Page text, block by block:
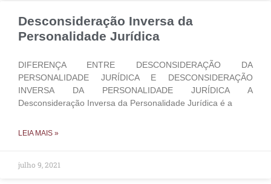
Desconsideração Inversa da
Personalidade Jurídica
DIFERENÇA ENTRE DESCONSIDERAÇÃO DA
PERSONALIDADE JURÍDICA E DESCONSIDERAÇÃO
INVERSA DA PERSONALIDADE JURÍDICA A
Desconsideração Inversa da Personalidade Jurídica é a
LEIA MAIS »
julho 9, 2021